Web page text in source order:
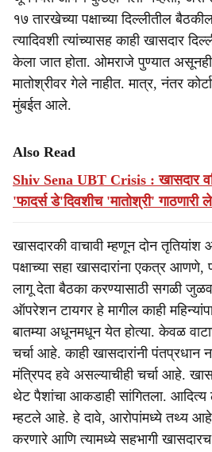
१७ तारखेच्या पक्षाच्या दिल्लीतील
त्यादिवशी त्यांच्यासह काही खासदार
केला जात होता. ओमराजे पुण्यात असूनही
मातोश्रीवर गेले नाहीत. मात्र, नंतर
मुंबईत आले.
Also Read
Shiv Sena UBT Crisis : खासदार
'फादर्स डे'दिवशीच 'मातोश्री' गाठणारी
खासदारकी वाचावी म्हणून दोन तृतियांश
पक्षाच्या सहा खासदारांना एकत्र आणणे,
लागू देता बैठका करण्यासाठी सगळी
ऑपरेशन टायगर हे मागील काही
बातम्या अधूनमधून येत होत्या. केवळ
चर्चा आहे. काही खासदारांनी पंतप्रधान
मंत्रिपद हवे असल्याचीही चर्चा आहे.
थेट पैशांचा आकडाही सांगितला. आदित्य
म्हटले आहे. हे दावे, आरोपांमध्ये तथ्य
करणारे आणि त्यामध्ये सहभागी